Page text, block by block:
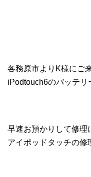
各務原市よりK様にご
iPodtouch6のバッテリ
早速お預かりして修理
アイポッドタッチの修